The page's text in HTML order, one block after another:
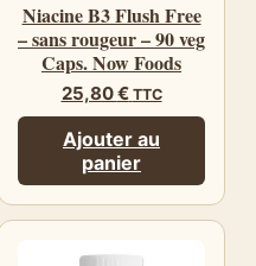
Niacine B3 Flush Free
– sans rougeur – 90 veg
Caps. Now Foods
25,80€ TTC
Ajouter au
panier